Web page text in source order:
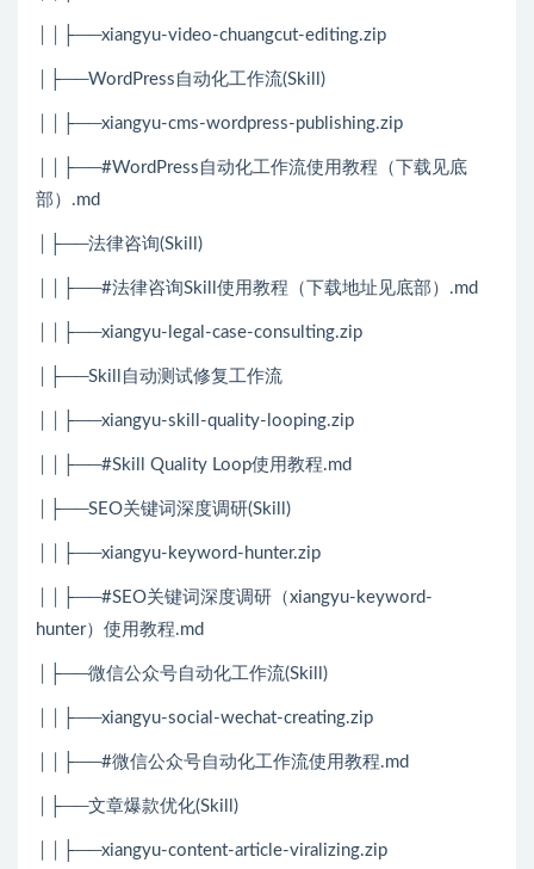
││├──xiangyu-video-chuangcut-editing.zip
│├──WordPress自动化工作流(Skill)
││├──xiangyu-cms-wordpress-publishing.zip
││├──#WordPress自动化工作流使用教程（下载见底
部）.md
│├──法律咨询(Skill)
││├──#法律咨询Skill使用教程（下载地址见底部）.md
││├──xiangyu-legal-case-consulting.zip
│├──Skill自动测试修复工作流
││├──xiangyu-skill-quality-looping.zip
││├──#Skill Quality Loop使用教程.md
│├──SEO关键词深度调研(Skill)
││├──xiangyu-keyword-hunter.zip
││├──#SEO关键词深度调研（xiangyu-keyword-
hunter）使用教程.md
│├──微信公众号自动化工作流(Skill)
││├──xiangyu-social-wechat-creating.zip
││├──#微信公众号自动化工作流使用教程.md
│├──文章爆款优化(Skill)
││├──xiangyu-content-article-viralizing.zip